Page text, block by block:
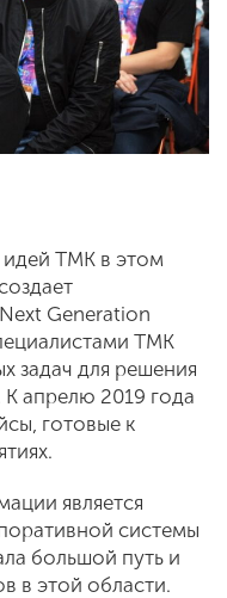
идей ТМК в этом
Generation
ТМК
задач для решения
К апрелю 2019 года
готовые к
является
системы
большой путь и
в этой области.